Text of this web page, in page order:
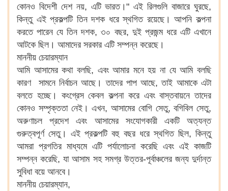
কোনও বিদেশী দেশ নয়, এটি ভারত।" এই রিলগুলি বাজারে ঘুরছে,
কিন্তু এই প্রকল্পটি তিন দশক ধরে স্থগিত রয়েছে। আপনি কল্পনা
করতে পারেন যে তিন দশক, ৩০ বছর, দুই প্রজন্ম ধরে এটি এখানে
আটকে ছিল। আমাদের সরকার এটি সম্পন্ন করেছে।
মাননীয় চেয়ারম্যান
আমি আসামের কথা বলছি, এবং আমার মনে হয় না যে আমি বলছি
কারণ সামনে নির্বাচন আছে। তাদের পাপ আছে, তাই আমাকে এটা
বলতে হচ্ছে। কংগ্রেস কেবল কল্পনা করে এবং বাস্তবায়নে তাদের
কোনও সম্পৃক্ততা নেই। এখন, আসামের বোগি সেতু, বগিবিল সেতু,
অরুণাচল প্রদেশ এবং আসামের সংযোগকারী একটি অত্যন্ত
গুরুত্বপূর্ণ সেতু। এই প্রকল্পটি বহু বছর ধরে স্থগিত ছিল, কিন্তু
আমরা প্রগতির মাধ্যমে এটি পর্যালোচনা করেছি এবং এই কাজটি
সম্পন্ন করেছি, যা আসাম সহ সমগ্র উত্তর-পূর্বাঞ্চলের জন্য দুর্দান্ত
সুবিধা বয়ে আনবে।
মাননীয় চেয়ারম্যান,